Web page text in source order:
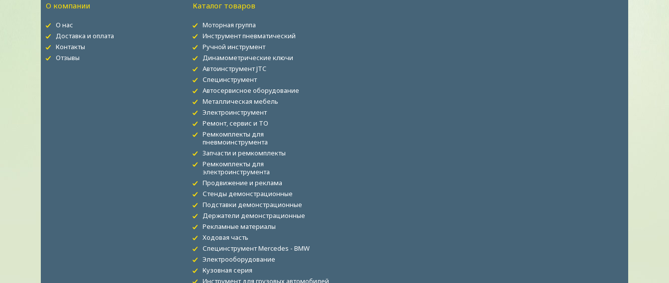
О компании
О нас
Доставка и оплата
Контакты
Отзывы
Каталог товаров
Моторная группа
Инструмент пневматический
Ручной инструмент
Динамометрические ключи
Автоинструмент JTC
Специнструмент
Автосервисное оборудование
Металлическая мебель
Электроинструмент
Ремонт, сервис и ТО
Ремкомплекты для
пневмоинструмента
Запчасти и ремкомплекты
Ремкомплекты для
электроинструмента
Продвижение и реклама
Стенды демонстрационные
Подставки демонстрационные
Держатели демонстрационные
Рекламные материалы
Ходовая часть
Специнструмент Mercedes - BMW
Электрооборудование
Кузовная серия
Инструмент для грузовых автомобилей